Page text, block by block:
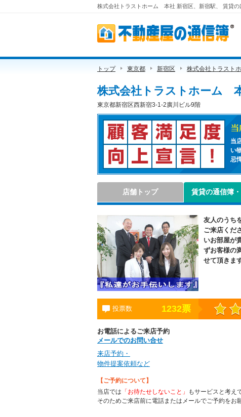
株式会社トラストホーム 本社 新宿区、新宿駅、 賃貸
トップ 東京都 新宿区 株式会社トラスト
株式会社トラストホーム
東京都新宿区西新宿3-1-2廣川ビル9階
顧客満足度向上宣言！
当
当
い
忌
店舗トップ 賃貸の通信簿
友人のうち
ご来店くだ
いお部屋が
ずお客様の
せて頂きます
投票数 1232票
お電話によるご来店予約
メールでのお問い合せ
来店予約・
物件提案依頼など
【ご予約について】
当店では 「お待たせしないこと」
もサービスと考え
そのためご来店前に電話またはメールでご予約をお